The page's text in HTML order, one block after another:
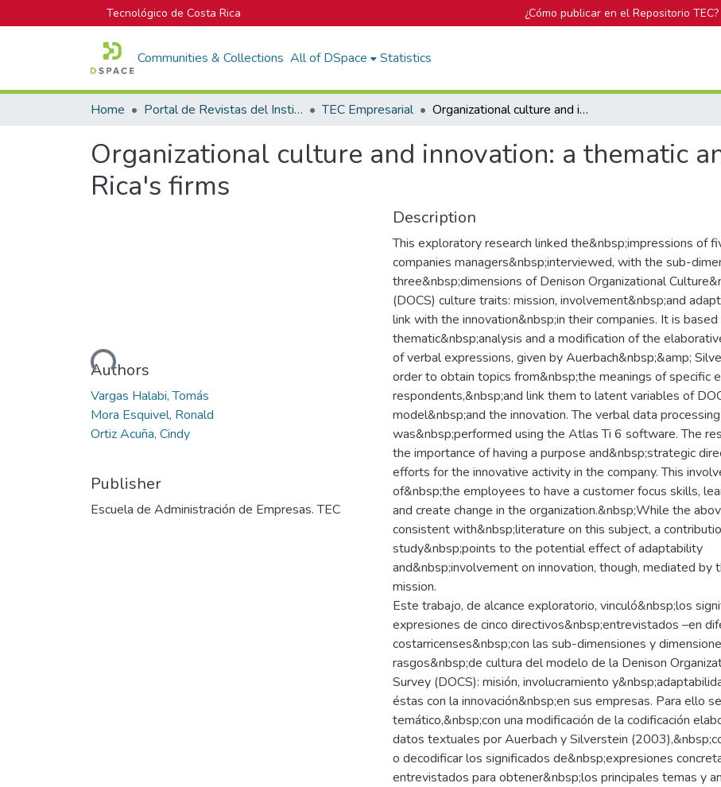
Tecnológico de Costa Rica ¿Cómo publicar en el Repositorio TEC?
Communities & Collections All of DSpace Statistics
Home Portal de Revistas del Instituto Tecnológico de Costa Rica TEC Empresarial Organizational culture and innovation: a thematic analysis in Costa Rica's firms
Organizational culture and innovation: a thematic
Rica's firms
Loading...
Authors
Vargas Halabi, Tomás
Mora Esquivel, Ronald
Ortiz Acuña, Cindy
Publisher
Escuela de Administración de Empresas. TEC
Description
This exploratory research linked the&nbsp;impressions of
companies managers&nbsp;interviewed, with the sub-
three&nbsp;dimensions of Denison Organizational
(DOCS) culture traits: mission, involvement&nbsp;and
link with the innovation&nbsp;in their companies. It is based
thematic&nbsp;analysis and a modification of the
of verbal expressions, given by Auerbach&nbsp;&amp;
order to obtain topics from&nbsp;the meanings of specific
respondents,&nbsp;and link them to latent variables of
model&nbsp;and the innovation. The verbal data processing
was&nbsp;performed using the Atlas Ti 6 software. The
the importance of having a purpose and&nbsp;strategic
efforts for the innovative activity in the company. This
of&nbsp;the employees to have a customer focus skills,
and create change in the organization.&nbsp;While the
consistent with&nbsp;literature on this subject, a
study&nbsp;points to the potential effect of adaptability
and&nbsp;involvement on innovation, though, mediated by
mission.
Este trabajo, de alcance exploratorio, vinculó&nbsp;los
expresiones de cinco directivos&nbsp;entrevistados –en
costarricenses&nbsp;con las sub-dimensiones y
rasgos&nbsp;de cultura del modelo de la Denison
Survey (DOCS): misión, involucramiento
éstas con la innovación&nbsp;en sus empresas. Para ello
temático,&nbsp;con una modificación de la codificación
datos textuales por Auerbach y Silverstein
o decodificar los significados de&nbsp;expresiones
entrevistados para obtener&nbsp;los principales temas y